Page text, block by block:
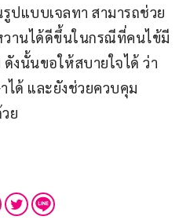
ปแบบเจลทา สามารถช่วย
านได้ดีขึ้นในกรณีที่คนไข้มี
งนั้นขอให้สบายใจได้ ว่า
ได้ และยังช่วยควบคุม
ย